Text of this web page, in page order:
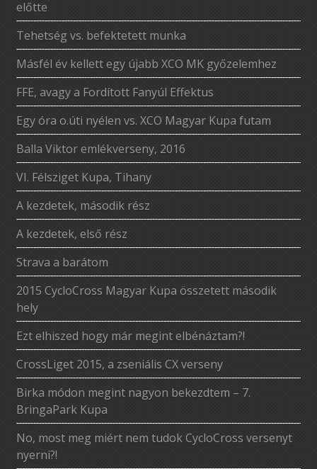
előtte
Tehetség vs. befektetett munka
Másfél év kellett egy újabb XCO MK győzelemhez
FFE, avagy a Fordított Fanyúl Effektus
Egy óra o.úti nyélen vs. XCO Magyar Kupa futam
Balla Viktor emlékverseny, 2016
VI. Félsziget Kupa, Tihany
A kezdetek, második rész
A kezdetek, első rész
Strava a barátom
2015 CycloCross Magyar Kupa összetett második
hely
Ezt elhiszed hogy már megint elbénáztam?!
CrossLiget 2015, a zseniális CX verseny
Birka módon megint nagyon bekezdtem – 7.
BringaPark Kupa
No, most meg miért nem tudok CycloCross versenyt
nyerni?!